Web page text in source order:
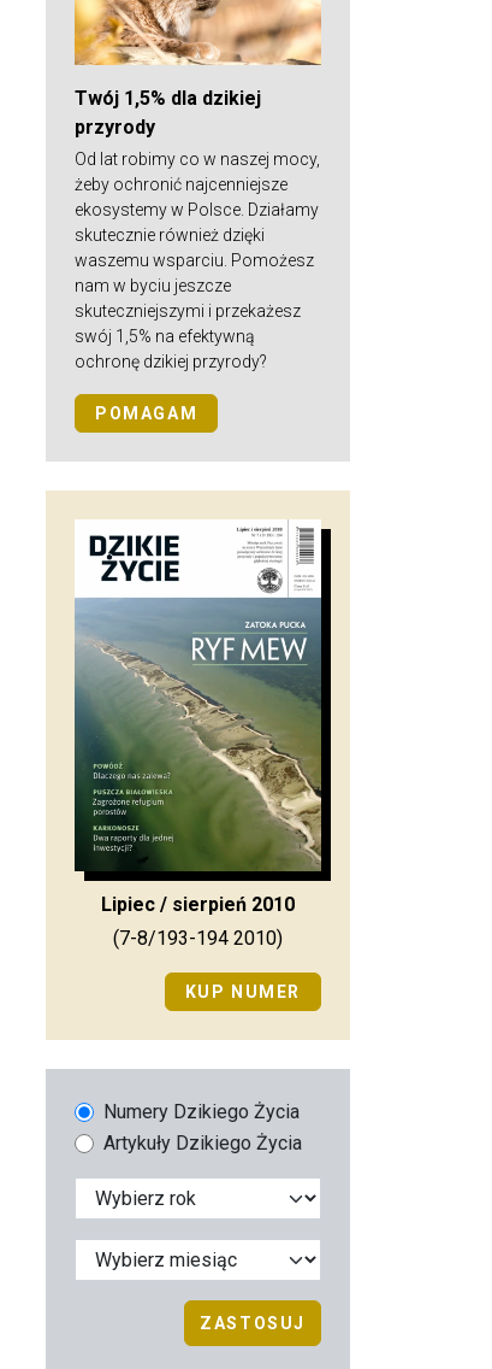
Twój 1,5% dla dzikiej
przyrody
Od lat robimy co w naszej mocy,
żeby ochronić najcenniejsze
ekosystemy w Polsce. Działamy
skutecznie również dzięki
waszemu wsparciu. Pomożesz
nam w byciu jeszcze
skuteczniejszymi i przekażesz
swój 1,5% na efektywną
ochronę dzikiej przyrody?
POMAGAM
Lipiec / sierpień 2010
(7-8/193-194 2010)
KUP NUMER
Numery Dzikiego Życia
Artykuły Dzikiego Życia
ZASTOSUJ